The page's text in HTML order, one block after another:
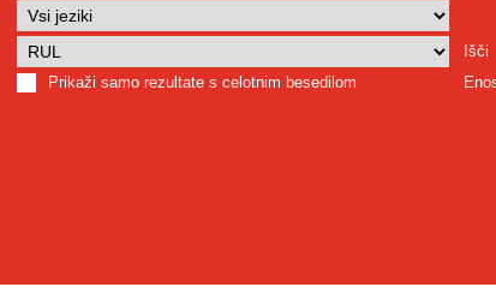
Išči
Prikaži samo rezultate s celotnim besedilom